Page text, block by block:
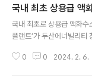
국내 최초 상용급 액
국내 최초로 상용급 액화수
플랜트’가 두산에너빌리티
인근 연구기관과 기업, 수
0 0 2024. 2. 6.